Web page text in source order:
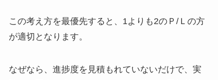
この考え方を最優先すると、1よりも2のＰ/Ｌの方
が適切 となります。
なぜなら、進捗度を見積もれていないだけで、実